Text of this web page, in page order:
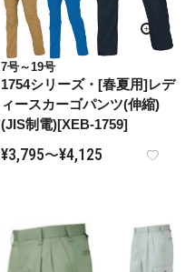
7号～19号
1754シリーズ・[春夏用]レデ
ィースカーゴパンツ(伸縮)
(JIS制電)[XEB-1759]
¥3,795〜¥4,125